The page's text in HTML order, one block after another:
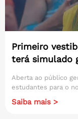
Primeiro
terá simulado
Aberta ao público
estudantes para o
Saiba mais >